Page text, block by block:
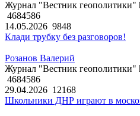
Журнал "Вестник геополитики"
4684586
14.05.2026 9848
Клади трубку без разговоров!
Розанов Валерий
Журнал "Вестник геополитики"
4684586
29.04.2026 12168
Школьники ДНР играют в